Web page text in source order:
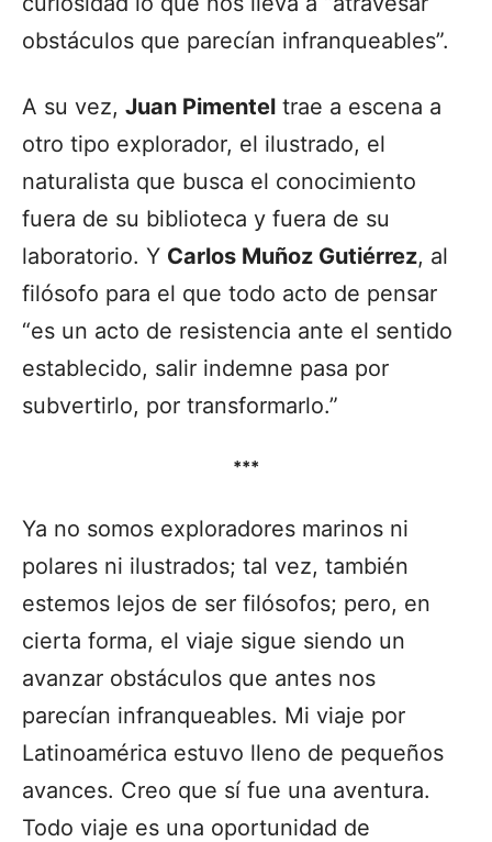
obstáculos que parecían infranqueables”.
A su vez, Juan Pimentel trae a escena a
otro tipo explorador, el ilustrado, el
naturalista que busca el conocimiento
fuera de su biblioteca y fuera de su
laboratorio. Y Carlos Muñoz Gutiérrez, al
filósofo para el que todo acto de pensar
“es un acto de resistencia ante el sentido
establecido, salir indemne pasa por
subvertirlo, por transformarlo.”
***
Ya no somos exploradores marinos ni
polares ni ilustrados; tal vez, también
estemos lejos de ser filósofos; pero, en
cierta forma, el viaje sigue siendo un
avanzar obstáculos que antes nos
parecían infranqueables. Mi viaje por
Latinoamérica estuvo lleno de pequeños
avances. Creo que sí fue una aventura.
Todo viaje es una oportunidad de